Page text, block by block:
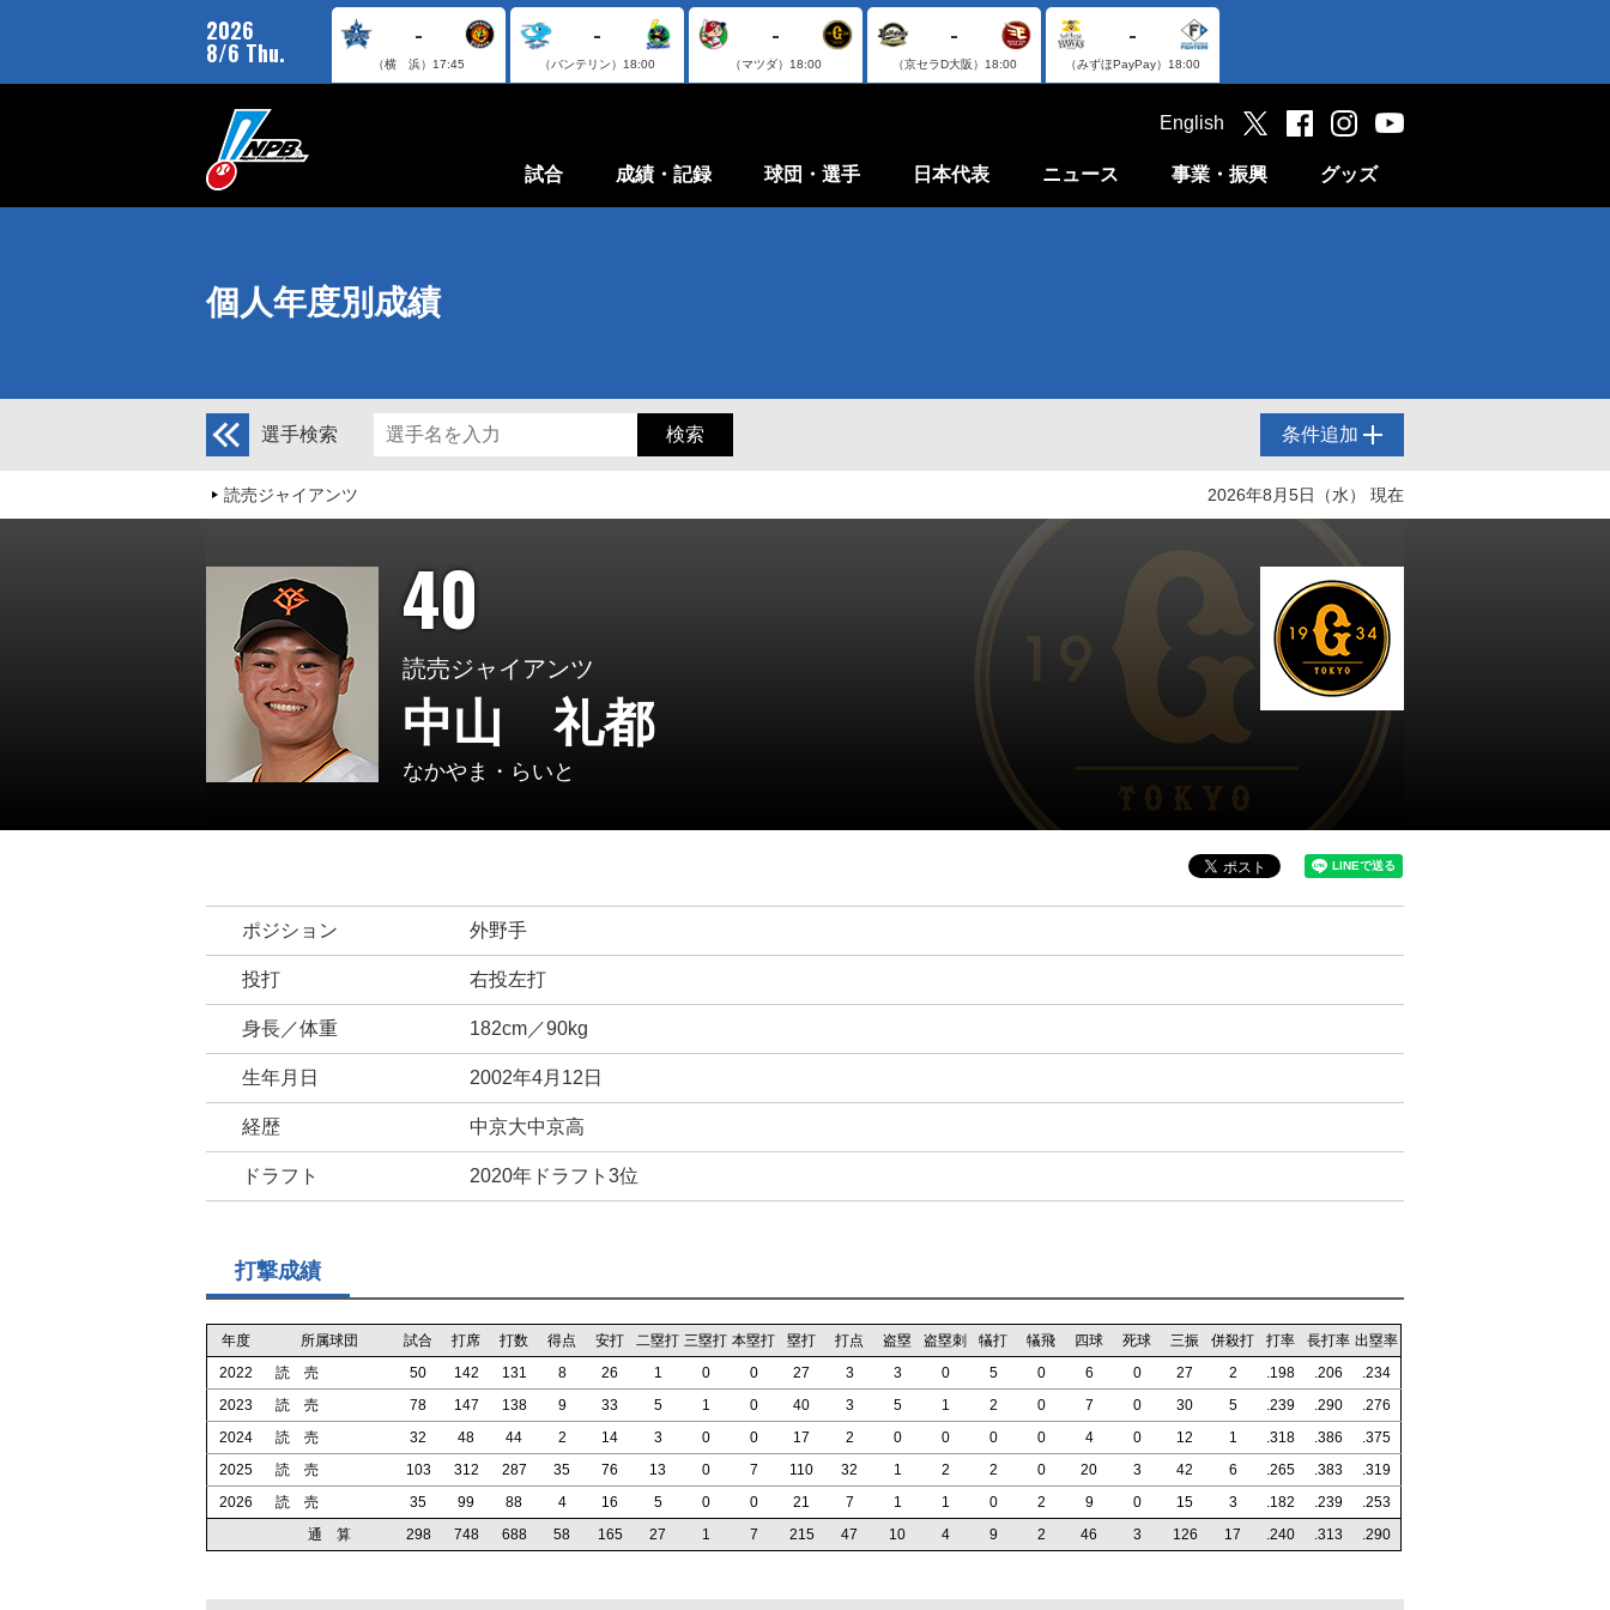
2026
8/6 Thu.
-
（横 浜） 17:45
-
（バンテリン） 18:00
-
（マツダ） 18:00
-
（京セラD大阪） 18:00
-
（みずほPayPay） 18:00
試合 成績・記録 球団・選手 日本代表 ニュース 事業・振興 グッズ
English
個人年度別成績
選手検索 条件追加
読売ジャイアンツ 2026年8月5日（水） 現在
40
読売ジャイアンツ
中山 礼都
なかやま・らいと
ポジション 外野手
投打 右投左打
身長／体重 182cm／90kg
生年月日 2002年4月12日
経歴 中京大中京高
ドラフト 2020年ドラフト3位
打撃成績
年度 所属球団 試合 打席 打数 得点 安打 二塁打 三塁打 本塁打 塁打 打点 盗塁 盗塁刺 犠打 犠飛 四球 死球 三振 併殺打 打率 長打率 出塁率
2022
読 売 50 142 131 8 26 1 0 0 27 3 3 0 5 0 6 0 27 2 .198 .206
.234
2023
読 売 78 147 138 9 33 5 1 0 40 3 5 1 2 0 7 0 30 5 .239 .290
.276
2024
読 売 32 48 44 2 14 3 0 0 17 2 0 0 0 0 4 0 12 1 .318 .386
.375
2025
読 売 103 312 287 35 76 13 0 7 110 32 1 2 2 0 20 3 42 6 .265 .383
.319
2026
読 売 35 99 88 4 16 5 0 0 21 7 1 1 0 2 9 0 15 3 .182 .239
.253
通 算
298 748 688 58 165 27 1 7 215 47 10 4 9 2 46 3 126 17 .240 .313 .290